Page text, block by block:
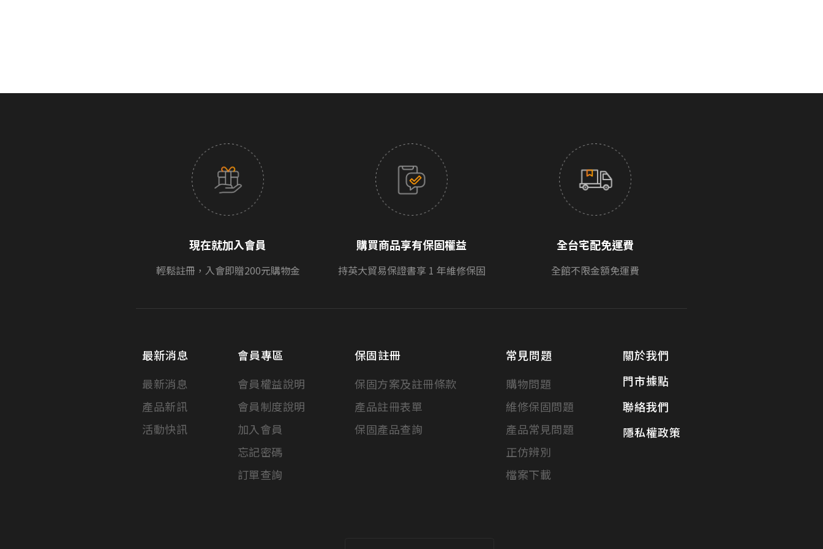
現在就加入會員
輕鬆註冊，入會即贈200元購物金
購買商品享有保固權益
持英大貿易保證書享 1 年維修保固
全台宅配免運費
全館不限金額免運費
最新消息
最新消息
產品新訊
活動快訊
會員專區
會員權益說明
會員制度說明
加入會員
忘記密碼
訂單查詢
保固註冊
保固方案及註冊條款
產品註冊表單
保固產品查詢
常見問題
購物問題
維修保固問題
產品常見問題
正仿辨別
檔案下載
關於我們
門市據點
聯絡我們
隱私權政策